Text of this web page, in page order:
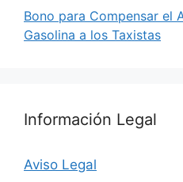
Bono para Compensar el
Gasolina a los Taxistas
Información Legal
Aviso Legal